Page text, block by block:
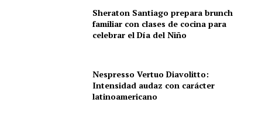
Sheraton Santiago prepara brunch
familiar con clases de cocina para
celebrar el Día del Niño
Nespresso Vertuo Diavolitto:
Intensidad audaz con carácter
latinoamericano